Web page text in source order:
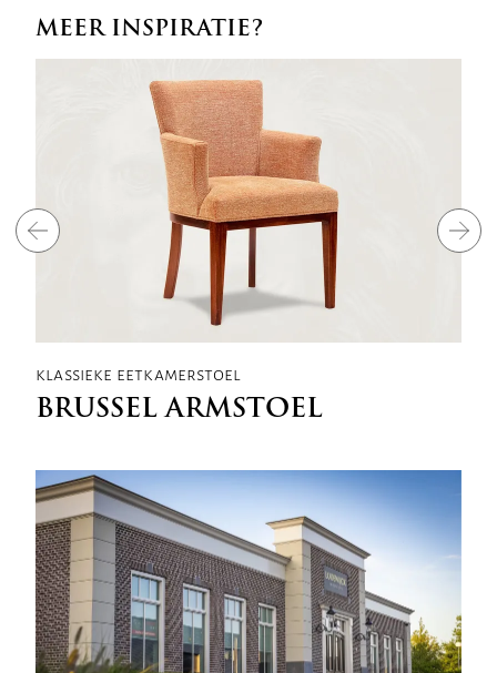
MEER INSPIRATIE?
klassieke eetkamerstoel
BRUSSEL ARMSTOEL